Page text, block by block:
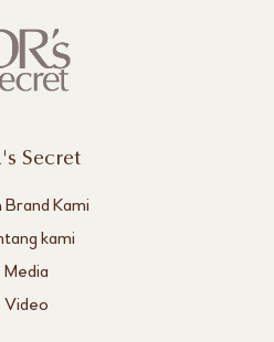
Secret
Brand Kami
kami
Media
Video